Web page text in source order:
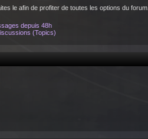
le afin de profiter de toutes les options du forum.
depuis 48h
(Topics)